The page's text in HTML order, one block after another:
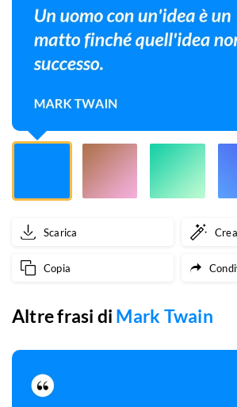
matto
finché
quell'idea
non
ha
successo.
Scarica Crea
Copia
Altre frasi di Mark Twain